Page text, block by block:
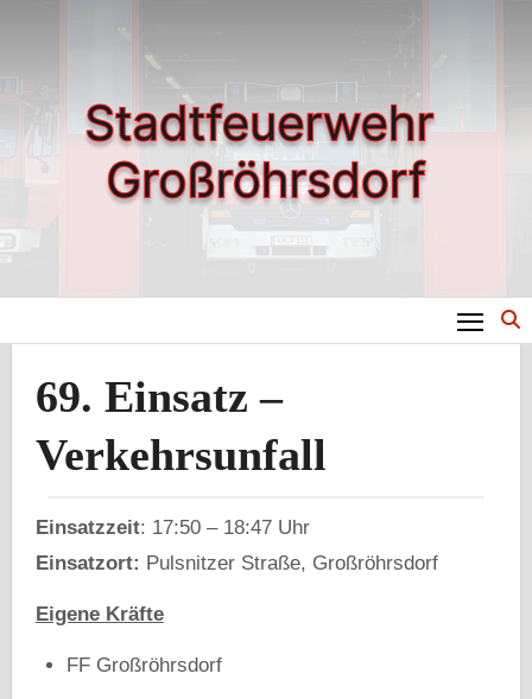
springen
69. Einsatz –
Verkehrsunfall
Einsatzzeit: 17:50 – 18:47 Uhr
Einsatzort: Pulsnitzer Straße, Großröhrsdorf
Eigene Kräfte
FF Großröhrsdorf